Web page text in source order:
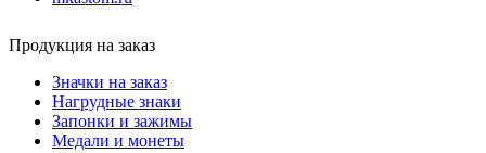
Продукция на заказ
Значки на заказ
Нагрудные знаки
Запонки и зажимы
Медали и монеты